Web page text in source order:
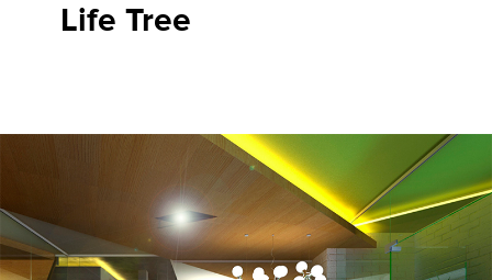
Life Tree